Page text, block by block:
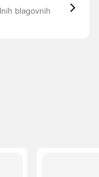
blagovnih